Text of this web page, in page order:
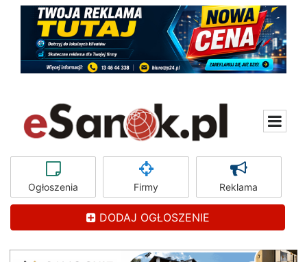
Ogłoszenia Firmy Reklama
DODAJ OGŁOSZENIE